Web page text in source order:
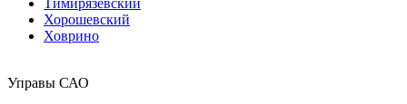
Хорошевский
Ховрино
Управы САО